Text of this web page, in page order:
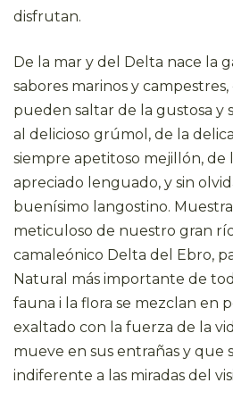
disfrutan.
De la mar y del Delta nace la
sabores marinos y
pueden saltar de la gustosa y
al delicioso grúmol, de la
siempre apetitoso mejillón, de
apreciado lenguado, y sin
buenísimo langostino.
meticuloso de nuestro gran
camaleónico Delta del Ebro,
Natural más importante de
fauna i la flora se mezclan en
exaltado con la fuerza de la
mueve en sus entrañas y que
indiferente a las miradas del